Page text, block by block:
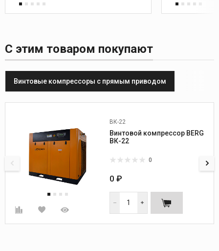
С этим товаром покупают
Винтовые компрессоры с прямым приводом
ВК-22
Производитель: BERG
Мощность, кВт:
3,8/ 3,6/ 3,2/ 2,8
Выход, G:
Шум, дБ:
Габариты (ДхШхВ), мм.:
1480х800х1300
Винтовой компрессор BERG
ВК-22
0
0 ₽